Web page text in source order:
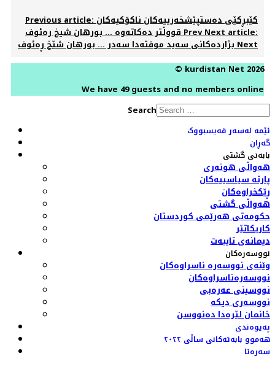
Previous article: كێبڕكێی ده‌ستپێشخه‌رییه‌كان ناكۆكیه‌كان
قووڵتر ده‌كاته‌وه‌ ... بورهان شیخ ره‌ئوفPrevNext article:
بژارده‌كانی‌ سەید موقتەدا سه‌در ... بورهان شێخ ڕەئوف‌Next
© kurdistan Net 2026
We have 49 guests and no members online
Search
ئێمە لەسەر فەیسبووک
گەڕان
بابەتی گشتی
هەواڵی هونەری
پارتە سیاسییەکان
ڕێکخراوەکان
هەواڵی گشتی
حکومەتی هەرێمی کوردستان
کاریکاتێر
دیمانەی تایبەت
نووسەرەکان
وێنەی نووسەرە ناسراوەکان
نووسەرەناسراوەکان
نووسینی عەرەبی
نووسەری دیکە
خانمان لێرەدا دەنووسن
پەیوەندی
هەموو بابەتەکانی ساڵی ٢٠٢٢
سەرەتا